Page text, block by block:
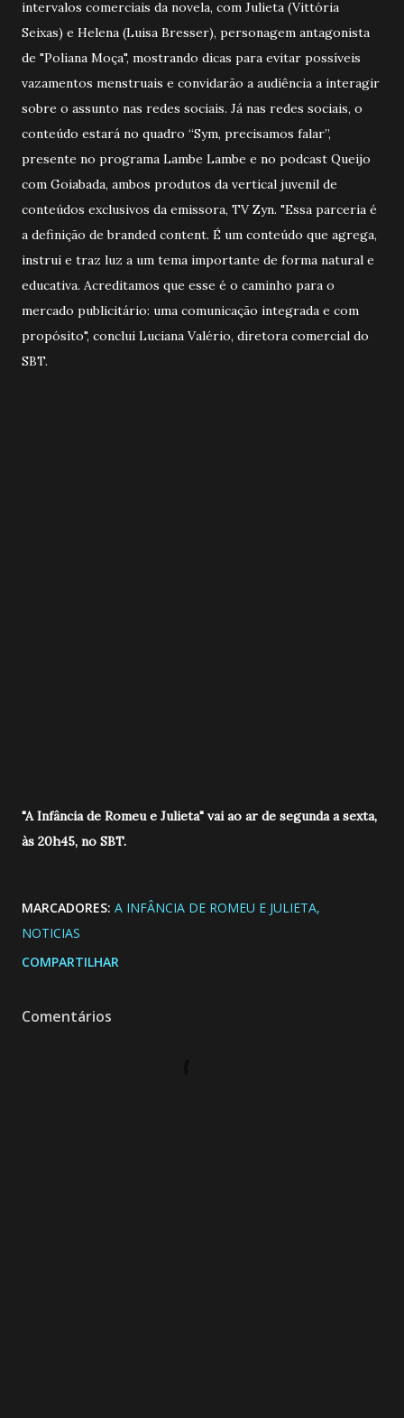
intervalos comerciais da novela, com Julieta (Vittória
Seixas) e Helena (Luisa Bresser), personagem antagonista
de "Poliana Moça", mostrando dicas para evitar possíveis
vazamentos menstruais e convidarão a audiência a interagir
sobre o assunto nas redes sociais. Já nas redes sociais, o
conteúdo estará no quadro “Sym, precisamos falar”,
presente no programa Lambe Lambe e no podcast Queijo
com Goiabada, ambos produtos da vertical juvenil de
conteúdos exclusivos da emissora, TV Zyn. "Essa parceria é
a definição de branded content. É um conteúdo que agrega,
instrui e traz luz a um tema importante de forma natural e
educativa. Acreditamos que esse é o caminho para o
mercado publicitário: uma comunicação integrada e com
propósito", conclui Luciana Valério, diretora comercial do
SBT.
"A Infância de Romeu e Julieta" vai ao ar de segunda a sexta,
às 20h45, no SBT.
MARCADORES: A INFÂNCIA DE ROMEU E JULIETA
NOTICIAS
COMPARTILHAR
Comentários